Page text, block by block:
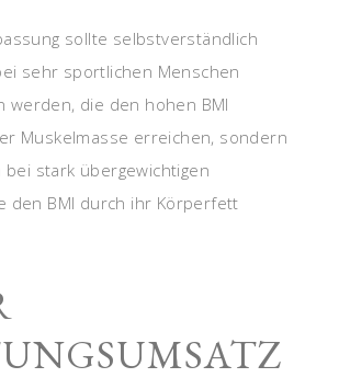
sollte selbstverständlich
sehr sportlichen Menschen
werden, die den hohen BMI
Muskelmasse erreichen, sondern
bei stark übergewichtigen
den BMI durch ihr Körperfett